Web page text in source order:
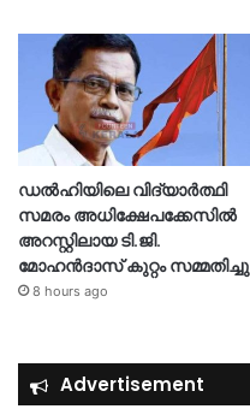
ഡൽഹിയിലെ വിദ്യാർത്ഥി
സമരം അധിക്ഷേപക്കേസിൽ
അറസ്റ്റിലായ ടി.ജി.
മോഹൻദാസ് കുറ്റം സമ്മതിച്ചു
8 hours ago
Advertisement